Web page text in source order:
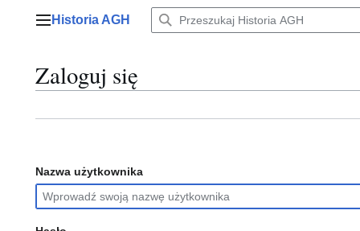
Menu główne
Historia AGH
Zaloguj się
Nazwa użytkownika